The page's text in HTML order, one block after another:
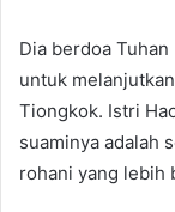
Dia berdoa
untuk
Tiongkok. Istri
suaminya adalah
rohani yang lebih